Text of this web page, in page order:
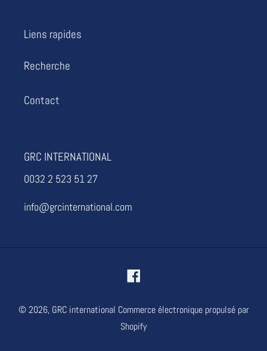
Liens rapides
Recherche
Contact
GRC INTERNATIONAL
0032 2 523 51 27
info@grcinternational.com
Facebook
© 2026, GRC international Commerce électronique propulsé par
Shopify